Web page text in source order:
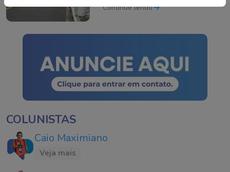
Continue lendo
COLUNISTAS
Caio Maximiano
Veja mais